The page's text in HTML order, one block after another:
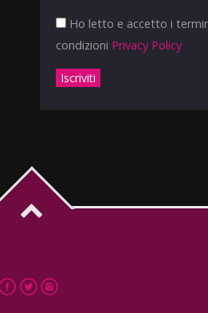
Ho letto e accetto i
condizioni Privacy Policy